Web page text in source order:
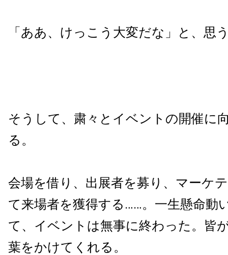
「ああ、けっこう大変だな」と、思
そうして、粛々とイベントの開催に
る。
会場を借り、出展者を募り、マーケ
て来場者を獲得する……。一生懸命動
て、イベントは無事に終わった。皆
葉をかけてくれる。